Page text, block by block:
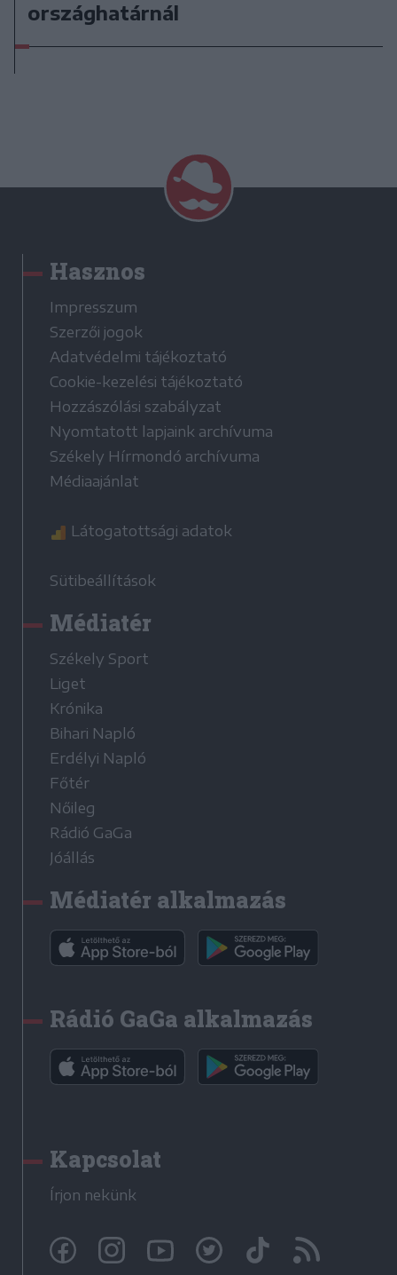
országhatárnál
Hasznos
Impresszum
Szerzői jogok
Adatvédelmi tájékoztató
Cookie-kezelési tájékoztató
Hozzászólási szabályzat
Nyomtatott lapjaink archívuma
Székely Hírmondó archívuma
Médiaajánlat
Látogatottsági adatok
Sütibeállítások
Médiatér
Székely Sport
Liget
Krónika
Bihari Napló
Erdélyi Napló
Főtér
Nőileg
Rádió GaGa
Jóállás
Médiatér alkalmazás
Rádió GaGa alkalmazás
Kapcsolat
Írjon nekünk